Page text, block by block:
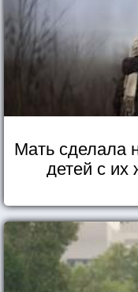
Мать сделала
детей с